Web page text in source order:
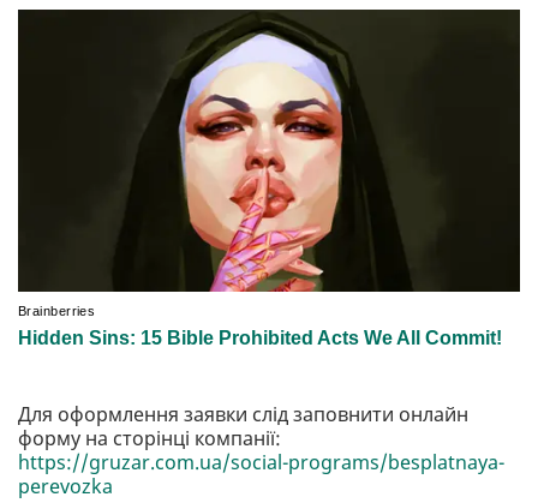
Для оформлення заявки слід заповнити онлайн
форму на сторінці компанії:
https://gruzar.com.ua/social-programs/besplatnaya-
perevozka